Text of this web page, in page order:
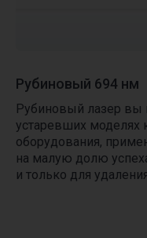
Рубиновый 694 нм
Рубиновый лазер вы
устаревших моделях
оборудования,
на малую долю
и только для
Воспользуйтесь
специальными
для этого жмите
«смотреть все
С ВЫГОДОЙ